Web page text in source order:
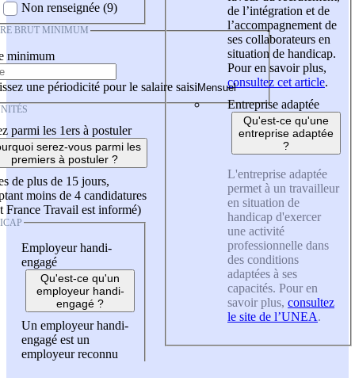
Non renseignée (9)
BRUT MINIMUM
minimum
une périodicité pour le salaire saisi
parmi les 1ers à postuler
serez-vous parmi les
premiers à postuler ?
de plus de 15 jours,
moins de 4 candidatures
France Travail est informé)
Employeur handi-
engagé
Qu'est-ce qu'un
employeur handi-
engagé ?
Un employeur handi-
engagé est un
employeur reconnu
de l’intégration et de
l’accompagnement de
ses collaborateurs en
situation de handicap.
Pour en savoir plus,
consultez cet article.
Entreprise adaptée
Qu'est-ce qu'une
entreprise adaptée
?
L'entreprise adaptée
permet à un travailleur
en situation de
handicap d'exercer
une activité
professionnelle dans
des conditions
adaptées à ses
capacités. Pour en
savoir plus, consultez
le site de l’UNEA.